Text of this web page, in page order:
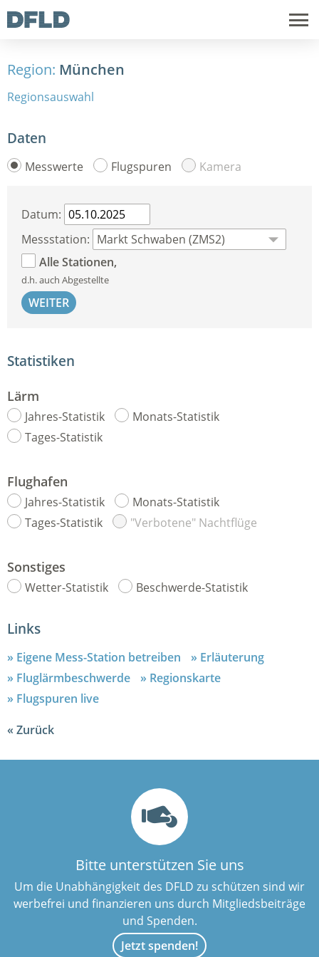
Region: München
Regionsauswahl
Daten
Messwerte Flugspuren Kamera
Datum:
Messstation:
Alle Stationen,
d.h. auch Abgestellte
WEITER
Statistiken
Lärm
Jahres-Statistik
Monats-Statistik
Tages-Statistik
Flughafen
Jahres-Statistik
Monats-Statistik
Tages-Statistik
"Verbotene" Nachtflüge
Sonstiges
Wetter-Statistik Beschwerde-Statistik
Links
Eigene Mess-Station betreiben
Erläuterung
Fluglärmbeschwerde
Regionskarte
Flugspuren live
Zurück
Bitte unterstützen Sie uns
Um die Unabhängigkeit des DFLD zu schützen sind wir
werbefrei und finanzieren uns durch Mitgliedsbeiträge
und Spenden.
Jetzt spenden!